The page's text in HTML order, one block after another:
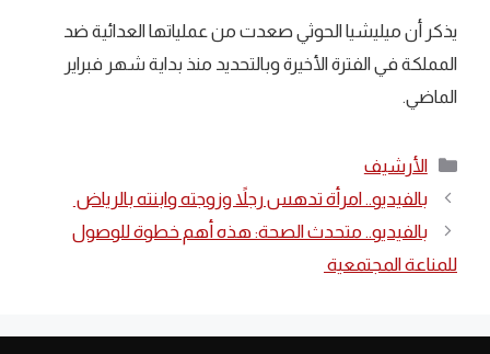
يذكر أن ميليشيا الحوثي صعدت من عملياتها العدائية ضد
المملكة في الفترة الأخيرة وبالتحديد منذ بداية شهر فبراير
الماضي.
التصنيفات
الأرشيف
بالفيديو.. امرأة تدهس رجلاً وزوجته وابنته بالرياض
بالفيديو.. متحدث الصحة: هذه أهم خطوة للوصول
للمناعة المجتمعية